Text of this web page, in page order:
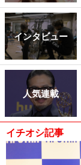
インタビュー
人気連載
イチオシ記事